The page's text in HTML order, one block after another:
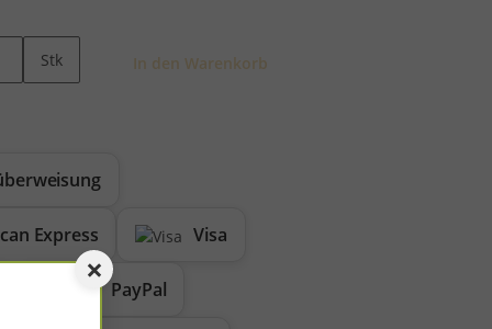
Stk In den Warenkorb
Express Visa
PayPal
×